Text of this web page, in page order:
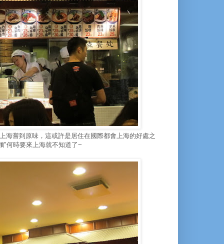
海嘗到原味，這或許是居住在國際都會上海的好處之
"何時要來上海就不知道了~